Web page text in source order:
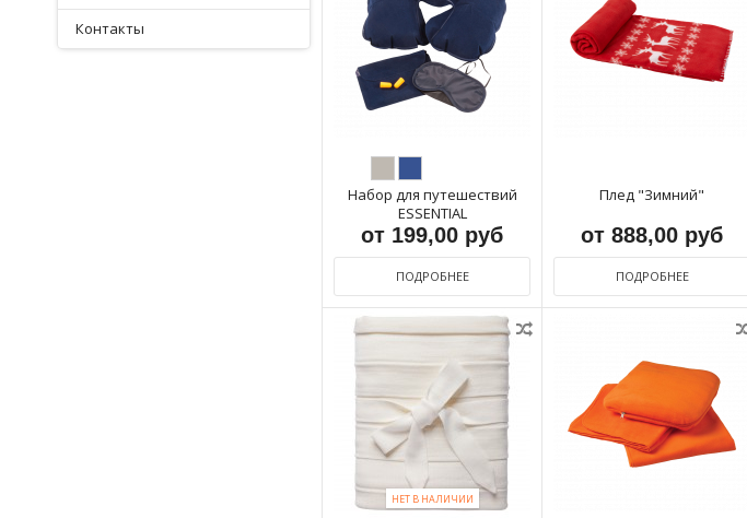
Набор для путешествий
ESSENTIAL
от 199,00 руб
ПОДРОБНЕЕ
Плед "Зимний"
от 888,00 руб
ПОДРОБНЕЕ
НЕТ В НАЛИЧИИ
Контакты